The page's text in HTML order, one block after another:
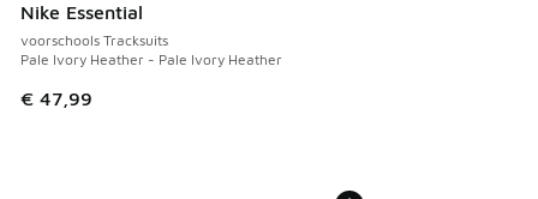
Nike Essential
voorschools Tracksuits
Pale Ivory Heather - Pale Ivory Heather
€ 47,99